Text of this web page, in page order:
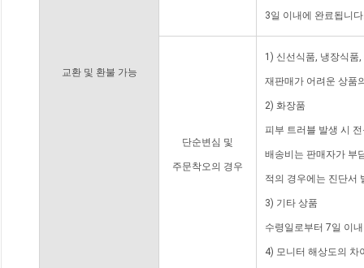
교환 및 환불 가능
3일 이내에 완료됩니
단순변심 및
주문착오의 경우
1) 신선식품, 냉장식품
재판매가 어려운 상품
2) 화장품
피부 트러블 발생 시
배송비는 판매자가 부
적의 경우에는 진단서
3) 기타 상품
수령일로부터 7일 이
4) 모니터 해상도의 차